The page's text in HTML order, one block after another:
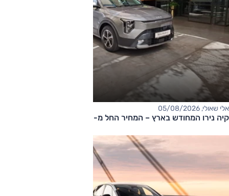
אלי שאולי, 05/08/2026
קיה נירו המחודש בארץ – המחיר החל מ-177,000 שקלים